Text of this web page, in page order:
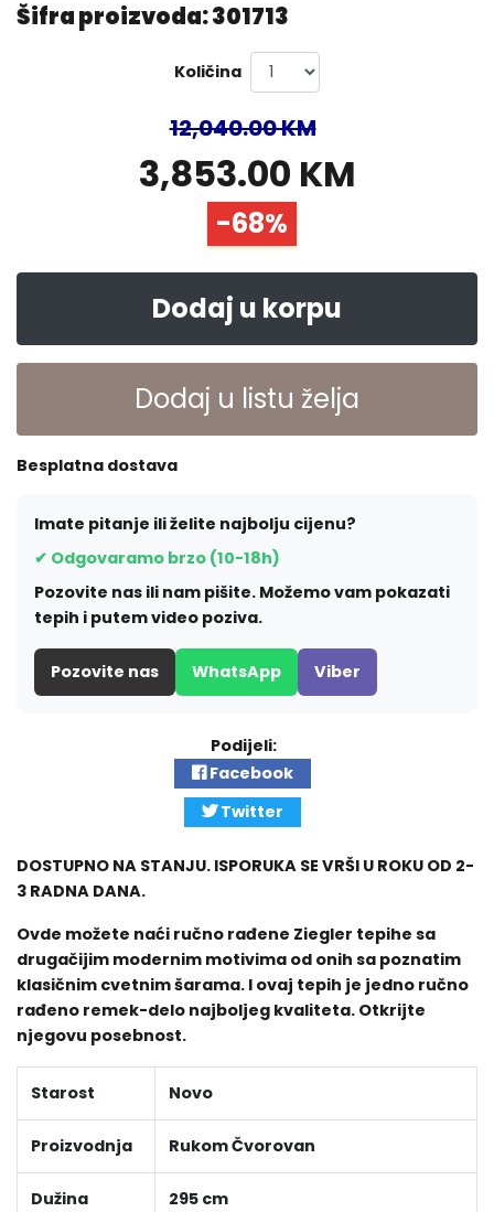
Šifra proizvoda: 301713
Količina
12,040.00 KM
3,853.00 KM
-68%
Dodaj u korpu
Dodaj u listu želja
Besplatna dostava
Imate pitanje ili želite najbolju cijenu?
✔ Odgovaramo brzo (10-18h)
Pozovite nas ili nam pišite. Možemo vam pokazati
tepih i putem video poziva.
Pozovite nas WhatsApp Viber
Podijeli:
Facebook
Twitter
DOSTUPNO NA STANJU. ISPORUKA SE VRŠI U ROKU OD 2-
3 RADNA DANA.
Ovde možete naći ručno rađene Ziegler tepihe sa
drugačijim modernim motivima od onih sa poznatim
klasičnim cvetnim šarama. I ovaj tepih je jedno ručno
rađeno remek-delo najboljeg kvaliteta. Otkrijte
njegovu posebnost.
Starost Novo
Proizvodnja Rukom Čvorovan
Dužina 295 cm